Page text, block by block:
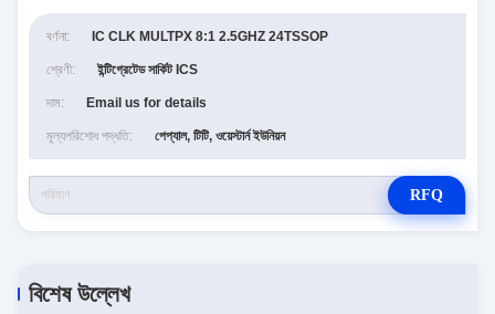
বর্ণনা: IC CLK MULTPX 8:1 2.5GHZ 24TSSOP
শ্রেণী: ইন্টিগ্রেটেড সার্কিট ICS
দাম: Email us for details
মূল্যপরিশোধ পদ্ধতি: পেপ্যাল, টিটি, ওয়েস্টার্ন ইউনিয়ন
RFQ
বিশেষ উল্লেখ